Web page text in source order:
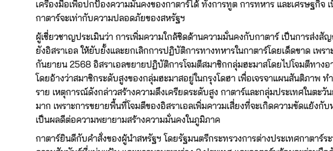
เครื่องมือเพื่อปกป้องความมั่นคงของกาตาร์ได้ ทั้งการทูต การทหาร และเศรษฐกิจ
กาตาร์จะเท่ากับความปลอดภัยของสหรัฐฯ
ผู้เชี่ยวชาญประเมินว่า การเพิ่มความใกล้ชิดด้านความมั่นคงกับกาตาร์ เป็นการส่ง
ยังอิสราเอล ให้ยับยั้งและยกเลิกการปฏิบัติการทางทหารในกาตาร์โดยเด็ดขาด เพร
กันยายน 2568 อิสราเอลขยายปฏิบัติการโจมตีสมาชิกกลุ่มฮะมาสโดยไปโจมตีทางอ
โดยอ้างว่าสมาชิกระดับสูงของกลุ่มฮะมาสอยู่ในกรุงโดฮา เพื่อเจรจาแผนสันติภาพ ทำ
ราย เหตุการณ์ดังกล่าวสร้างความตึงเครียดระดับสูง กาตาร์และกลุ่มประเทศในตะวั
มาก เพราะการขยายพื้นที่โจมตีของอิสราเอลเพิ่มคาวมเสี่ยงที่จะเกิดความขัดแย้งกั
เป็นผลดีต่อความพยายามสร้างความมั่นคงในภูมิภาค
กาตาร์ยินดีกับคำสั่งของผู้นำสหรัฐฯ โดยรัฐมนตรีกระทรวงการต่างประเทศกาตาร์ร